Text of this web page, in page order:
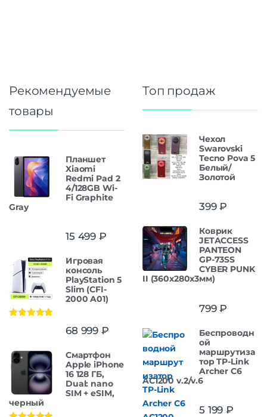
Рекомендуемые
товары
Планшет
Xiaomi
Redmi Pad 2
4/128GB Wi-
Fi Graphite
Gray
15 499 ₽
Игровая
консоль
PlayStation 5
Slim (CFI-
2000 A01)
68 999 ₽
Смартфон
Apple iPhone
16 128 ГБ,
Dual: nano
SIM + eSIM,
черный
Топ продаж
Чехол
Swarovski
Tecno Pova 5
Белый/
Золотой
399₽
Коврик
JETACCESS
PANTEON
GP-73SS
CYBER PUNK
II (360x280x3мм)
799₽
Беспроводн
ой
маршрутиза
тор TP-Link
Archer C6
AC1200 v.2/v.6
5 199 ₽